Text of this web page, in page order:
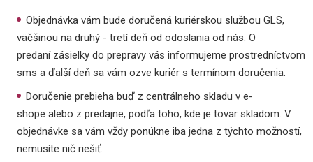
Objednávka vám bude doručená kuriérskou službou GLS,
väčšinou na druhý - tretí deň od odoslania od nás. O
predaní zásielky do prepravy vás informujeme prostredníctvom
sms a ďalší deň sa vám ozve kuriér s termínom doručenia.
Doručenie prebieha buď z centrálneho skladu v e-
shope alebo z predajne, podľa toho, kde je tovar skladom. V
objednávke sa vám vždy ponúkne iba jedna z týchto možností,
nemusíte nič riešiť.